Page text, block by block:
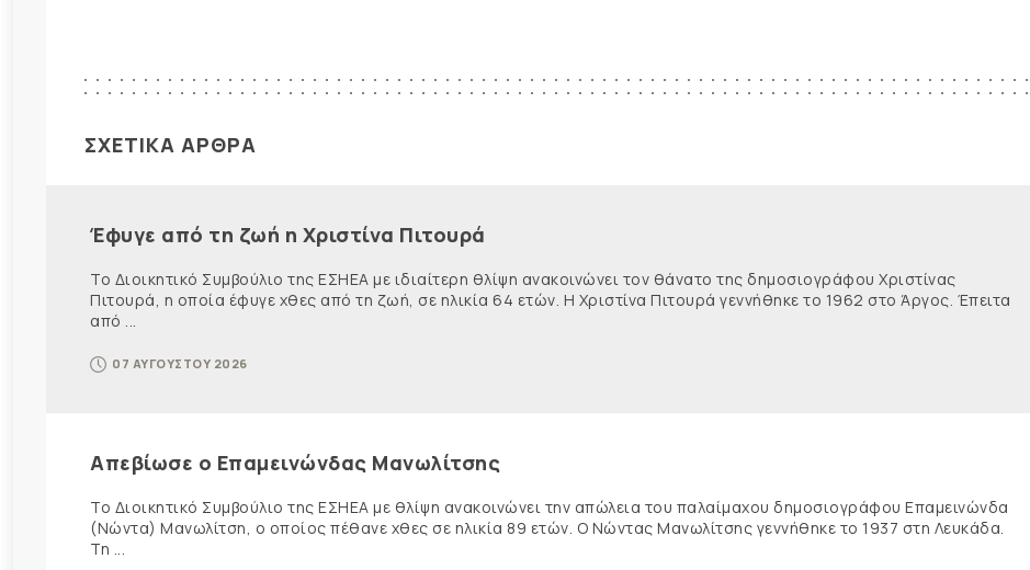
ΣΧΕΤΙΚΑ ΑΡΘΡΑ
Έφυγε από τη ζωή η Χριστίνα Πιτουρά
Το Διοικητικό Συμβούλιο της ΕΣΗΕΑ με ιδιαίτερη θλίψη ανακοινώνει τον θάνατο της δημοσιογράφου Χριστίνας
Πιτουρά, η οποία έφυγε χθες από τη ζωή, σε ηλικία 64 ετών. Η Χριστίνα Πιτουρά γεννήθηκε το 1962 στο Άργος. Έπειτα
από ...
07 ΑΥΓΟΥΣΤΟΥ 2026
Απεβίωσε ο Επαμεινώνδας Μανωλίτσης
Το Διοικητικό Συμβούλιο της ΕΣΗΕΑ με θλίψη ανακοινώνει την απώλεια του παλαίμαχου δημοσιογράφου Επαμεινώνδα
(Νώντα) Μανωλίτση, ο οποίος πέθανε χθες σε ηλικία 89 ετών. Ο Νώντας Μανωλίτσης γεννήθηκε το 1937 στη Λευκάδα.
Τη ...